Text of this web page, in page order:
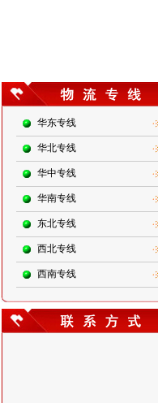
华东专线
华北专线
华中专线
华南专线
东北专线
西北专线
西南专线